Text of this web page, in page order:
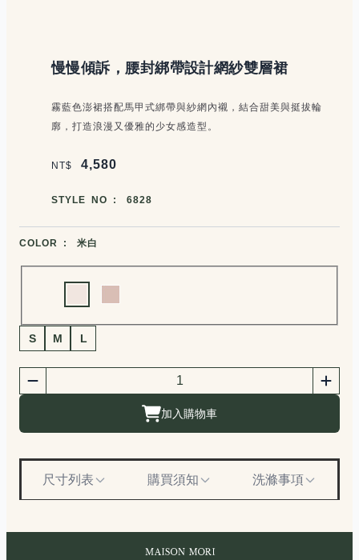
慢慢傾訴，腰封綁帶設計網紗雙層裙
霧藍色澎裙搭配馬甲式綁帶與紗網內襯，結合甜美與挺拔輪
廓，打造浪漫又優雅的少女感造型。
NT$ 4,580
商品編號
STYLE NO : 6828
商品顏色選擇
COLOR : 米白
Choose a color
商品尺寸選擇
S M L
商品購買數量
加入購物車
尺寸列表 購買須知 洗滌事項